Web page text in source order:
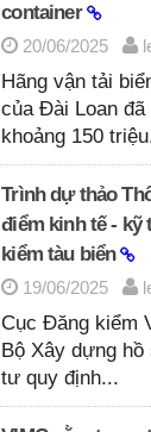
container
20/06/2025
Hãng vận tải
của Đài Loan
khoảng 150
Trình dự thảo
điểm kinh tế - kỹ
kiểm tàu biển
19/06/2025
Cục Đăng kiểm
Bộ Xây dựng
tư quy định...